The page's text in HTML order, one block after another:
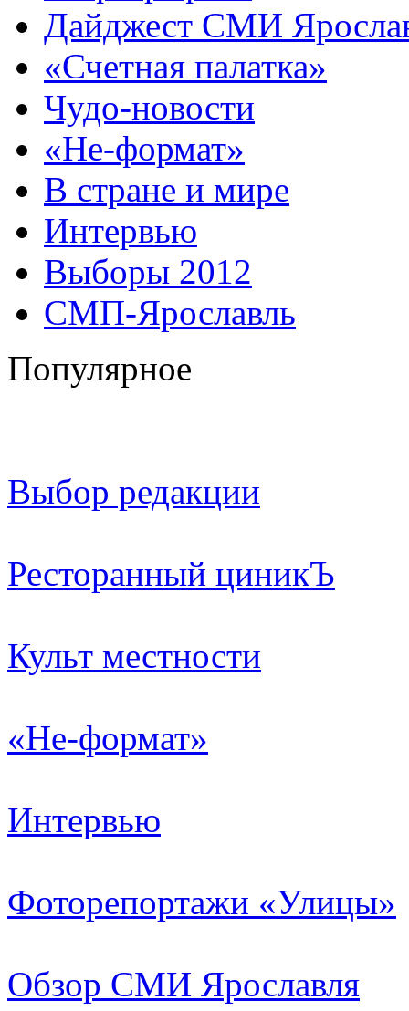
Дайджест СМИ
«Счетная палатка»
Чудо-новости
«Не-формат»
В стране и мире
Интервью
Выборы 2012
СМП-Ярославль
Популярное
Выбор редакции
Ресторанный циникЪ
Культ местности
«Не-формат»
Интервью
Фоторепортажи «Улицы»
Обзор СМИ Ярославля